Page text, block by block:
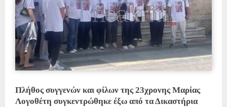
Πλήθος συγγενών και φίλων της 23χρονης Μαρίας
Λογοθέτη συγκεντρώθηκε έξω από τα Δικαστήρια